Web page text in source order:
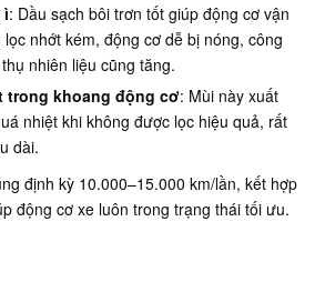
ì: Dầu sạch bôi trơn tốt giúp động cơ vận
nhớt kém, động cơ dễ bị nóng, công
nhiên liệu cũng tăng.
trong khoang động cơ: Mùi này xuất
nhiệt khi không được lọc hiệu quả, rất
dài.
định kỳ 10.000–15.000 km/lần, kết hợp
động cơ xe luôn trong trạng thái tối ưu.